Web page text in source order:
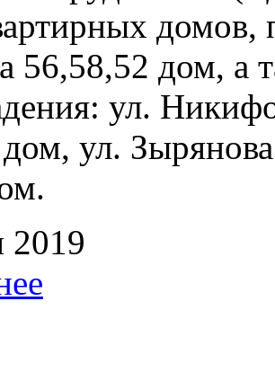
56,58,52 дом, а
ул.
ул.
2019